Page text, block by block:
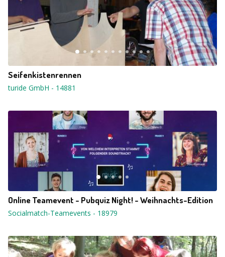
Seifenkistenrennen
turide GmbH - 14881
Online Teamevent - Pubquiz Night! - Weihnachts-Edition
Socialmatch-Teamevents - 18979